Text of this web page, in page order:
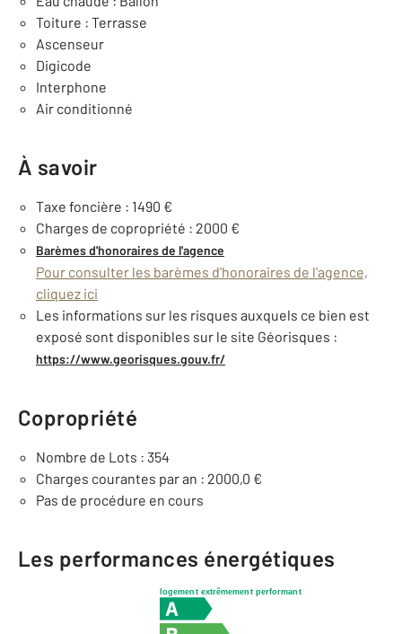
Toiture : Terrasse
Ascenseur
Digicode
Interphone
Air conditionné
À savoir
Taxe foncière : 1490 €
Charges de copropriété : 2000 €
Barèmes d'honoraires de l'agence
Pour consulter les barèmes d'honoraires de l'agence,
cliquez ici
Les informations sur les risques auxquels ce bien est
exposé sont disponibles sur le site Géorisques :
https://www.georisques.gouv.fr/
Copropriété
Nombre de Lots : 354
Charges courantes par an : 2000,0 €
Pas de procédure en cours
Les performances énergétiques
logement extrêmement performant